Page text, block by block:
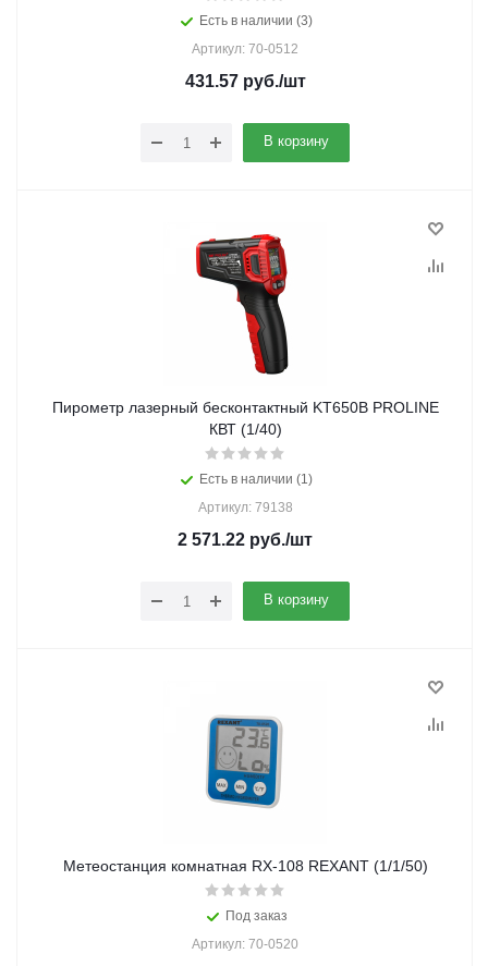
Есть в наличии (3)
Артикул: 70-0512
431.57руб./шт
В корзину
Пирометр лазерный бесконтактный KT650B PROLINE
КВТ (1/40)
Есть в наличии (1)
Артикул: 79138
2 571.22 руб./шт
В корзину
Метеостанция комнатная RX-108 REXANT (1/1/50)
Под заказ
Артикул: 70-0520